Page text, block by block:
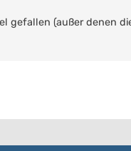
gefallen (außer denen